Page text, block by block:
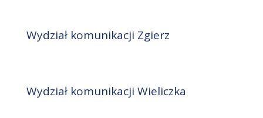
Wydział komunikacji Zgierz
Wydział komunikacji Wieliczka